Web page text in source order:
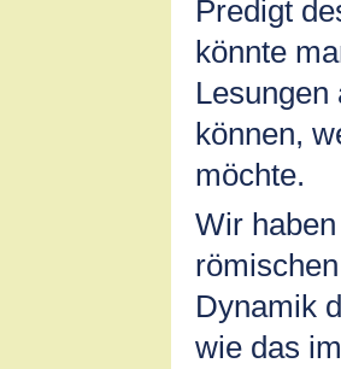
Predigt
könnte
Lesungen
können,
möchte.
Wir
Dynamik
wie das